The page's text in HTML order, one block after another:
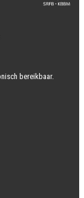
bereikbaar.